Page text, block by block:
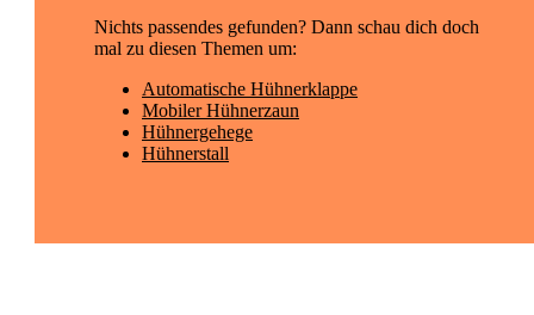
Nichts passendes gefunden? Dann schau dich doch
mal zu diesen Themen um:
Automatische Hühnerklappe
Mobiler Hühnerzaun
Hühnergehege
Hühnerstall